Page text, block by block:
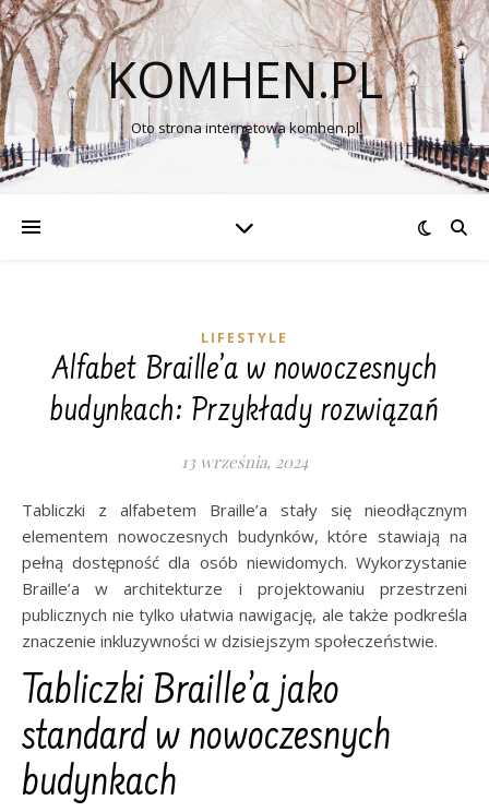
KOMHEN.PL
Oto strona internetowa komhen.pl
LIFESTYLE
Alfabet Braille’a w nowoczesnych
budynkach: Przykłady rozwiązań
13 września, 2024
Tabliczki z alfabetem Braille’a stały się nieodłącznym
elementem nowoczesnych budynków, które stawiają na
pełną dostępność dla osób niewidomych. Wykorzystanie
Braille’a w architekturze i projektowaniu przestrzeni
publicznych nie tylko ułatwia nawigację, ale także podkreśla
znaczenie inkluzywności w dzisiejszym społeczeństwie.
Tabliczki Braille’a jako
standard w nowoczesnych
budynkach